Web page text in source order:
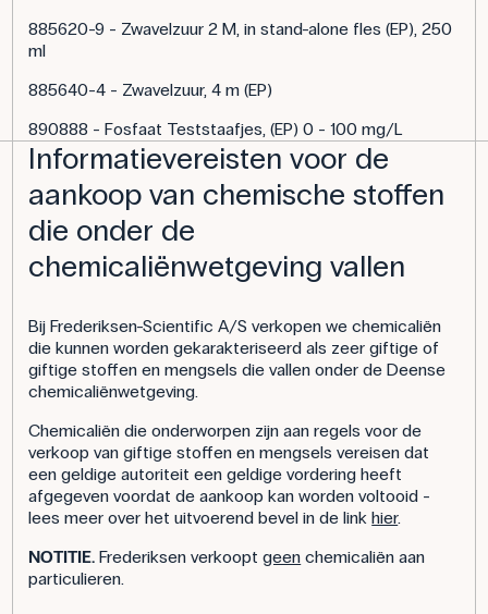
885620-9 - Zwavelzuur 2 M, in stand-alone fles (EP), 250
ml
885640-4 - Zwavelzuur, 4 m (EP)
890888 - Fosfaat Teststaafjes, (EP) 0 - 100 mg/L
Informatievereisten voor de
aankoop van chemische stoffen
die onder de
chemicaliënwetgeving vallen
Bij Frederiksen-Scientific A/S verkopen we chemicaliën
die kunnen worden gekarakteriseerd als zeer giftige of
giftige stoffen en mengsels die vallen onder de Deense
chemicaliënwetgeving.
Chemicaliën die onderworpen zijn aan regels voor de
verkoop van giftige stoffen en mengsels vereisen dat
een geldige autoriteit een geldige vordering heeft
afgegeven voordat de aankoop kan worden voltooid -
lees meer over het uitvoerend bevel in de linkhier.
NOTITIE. Frederiksen verkooptgeen chemicaliën aan
particulieren.